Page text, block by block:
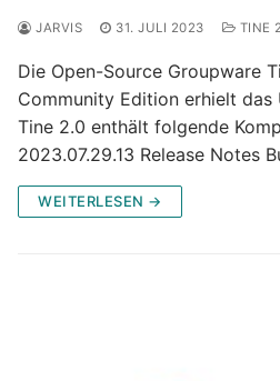
JARVIS 31. JULI 2023 TINE
Die Open-Source Groupware
Community Edition erhielt das
Tine 2.0 enthält folgende
2023.07.29.13 Release Notes
WEITERLESEN →